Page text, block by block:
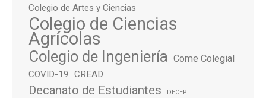
Colegio de Artes y Ciencias
Colegio de Ciencias
Agrícolas
Colegio de Ingeniería Come Colegial
COVID-19 CREAD
Decanato de Estudiantes DECEP